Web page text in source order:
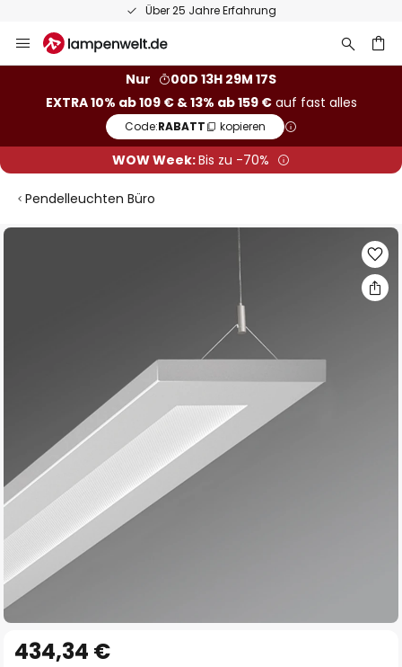
Über 25 Jahre Erfahrung
Inhalt
Nur
00D 13H 29M 17S
EXTRA 10% ab 109 € & 13% ab 159 €auf fast alles
Code:RABATT kopieren
WOW Week:Bis zu -70%
Pendelleuchten Büro
Zum
Anfang
434,34 €